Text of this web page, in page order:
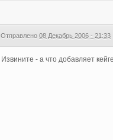
Отправлено08 Декабрь 2006 - 21:33
Извините - а что добавляет